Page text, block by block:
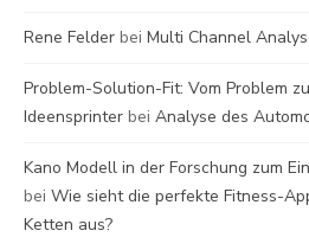
Rene Felder bei Multi Channel
Problem-Solution-Fit: Vom Problem
Ideensprinter bei Analyse des
Kano Modell in der Forschung zum
bei Wie sieht die perfekte Fitness-
Ketten aus?